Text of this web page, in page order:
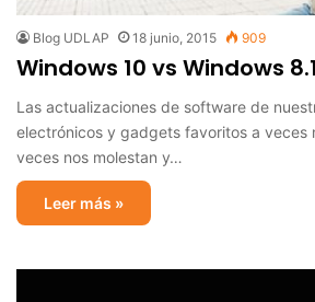
Blog UDLAP 18 junio, 2015 909
Windows 10 vs Windows 8.1
Las actualizaciones de software de
electrónicos y gadgets favoritos a veces
veces nos molestan y…
Leer más »